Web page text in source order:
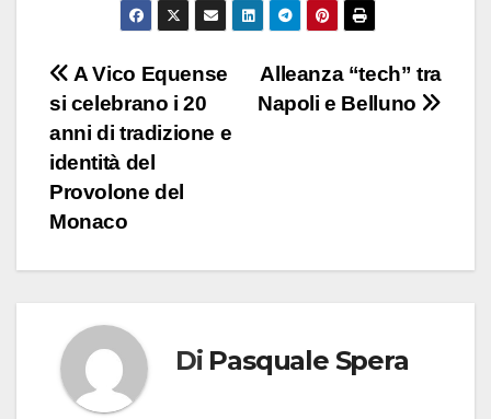
Navigazione
articoli
Alleanza “tech” tra
Napoli e Belluno
A Vico Equense
si celebrano i 20
anni di tradizione e
identità del
Provolone del
Monaco
Di Pasquale Spera